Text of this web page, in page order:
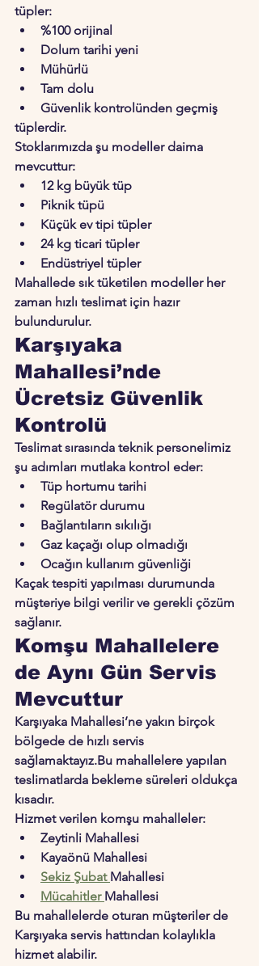
tüpler:
%100 orijinal
Dolum tarihi yeni
Mühürlü
Tam dolu
Güvenlik kontrolünden geçmiş
tüplerdir.
Stoklarımızda şu modeller daima
mevcuttur:
12 kg büyük tüp
Piknik tüpü
Küçük ev tipi tüpler
24 kg ticari tüpler
Endüstriyel tüpler
Mahallede sık tüketilen modeller her
zaman hızlı teslimat için hazır
bulundurulur.
Karşıyaka
Mahallesi’nde
Ücretsiz Güvenlik
Kontrolü
Teslimat sırasında teknik personelimiz
şu adımları mutlaka kontrol eder:
Tüp hortumu tarihi
Regülatör durumu
Bağlantıların sıkılığı
Gaz kaçağı olup olmadığı
Ocağın kullanım güvenliği
Kaçak tespiti yapılması durumunda
müşteriye bilgi verilir ve gerekli çözüm
sağlanır.
Komşu Mahallelere
de Aynı Gün Servis
Mevcuttur
Karşıyaka Mahallesi’ne yakın birçok
bölgede de hızlı servis
sağlamaktayız.Bu mahallelere yapılan
teslimatlarda bekleme süreleri oldukça
kısadır.
Hizmet verilen komşu mahalleler:
Zeytinli Mahallesi
Kayaönü Mahallesi
Sekiz Şubat Mahallesi
Mücahitler Mahallesi
Bu mahallelerde oturan müşteriler de
Karşıyaka servis hattından kolaylıkla
hizmet alabilir.